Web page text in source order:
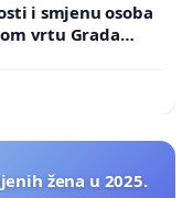
i smjenu osoba
vrtu Grada
žena u 2025.